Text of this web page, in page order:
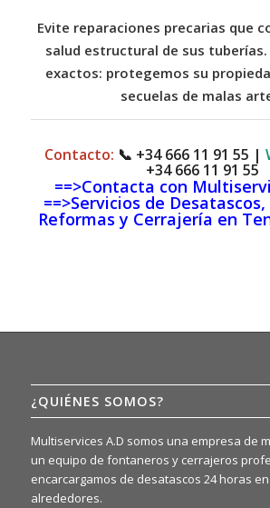
Evite reparaciones precarias que
salud estructural de sus
exactos: protegemos su
secuelas de malas
Contacto: 📞 +34 666 11 91 55 |
+34 666 11 91 55
==>Contacta con
==>Servicios de
Reformas y Cerrajería en
¿QUIÉNES SOMOS?
Multiservices A.D somos una empresa de
un equipo de fontaneros y cerrajeros
encarcargamos de desatascos 24 horas
alrededores.